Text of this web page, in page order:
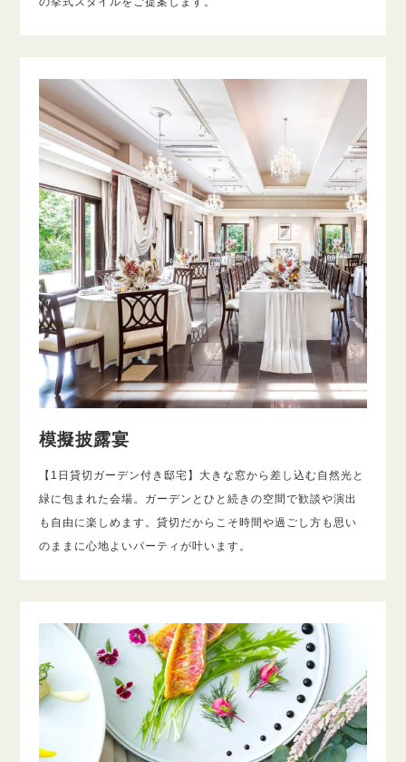
模擬披露宴
【1日貸切ガーデン付き邸宅】大きな窓から差し込む自然光と
緑に包まれた会場。ガーデンとひと続きの空間で歓談や演出
も自由に楽しめます。貸切だからこそ時間や過ごし方も思い
のままに心地よいパーティが叶います。